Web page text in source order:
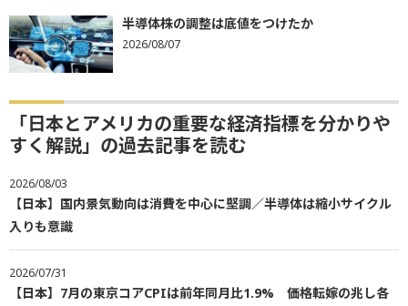
半導体株の調整は底値をつけたか
2026/08/07
「日本とアメリカの重要な経済指標を分かりや
すく解説」の過去記事を読む
2026/08/03
【日本】国内景気動向は消費を中心に堅調／半導体は縮小サイクル
入りも意識
2026/07/31
【日本】7月の東京コアCPIは前年同月比1.9% 価格転嫁の兆し各